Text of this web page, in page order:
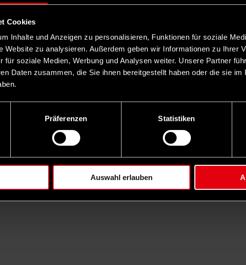
Cookies
Inhalte und Anzeigen zu personalisieren, Funktionen für soziale
Website zu analysieren. Außerdem geben wir Informationen zu Ihrer
für soziale Medien, Werbung und Analysen weiter. Unsere Partner
Daten zusammen, die Sie ihnen bereitgestellt haben oder die sie im
Präferenzen Statistiken
Auswahl erlauben